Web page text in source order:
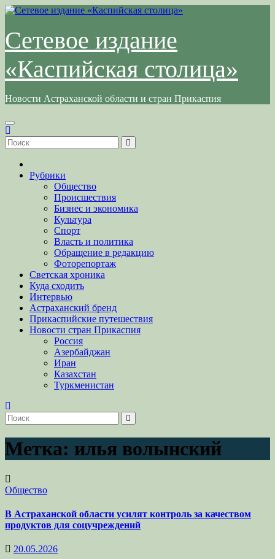
Перейти
содержимому
Сетевое издание
«Каспийская столица»
Новости Астраханской области и стран Прикаспия
Рубрики
Общество
Происшествия
Бизнес и экономика
Культура
Спорт
Власть и политика
Обращение в редакцию
Фоторепортаж
Светская хроника
Куда сходить
Интервью
Астраханский бренд
Прикаспийские путешествия
Новости стран Прикаспия
Россия
Азербайджан
Иран
Казахстан
Туркменистан
Метка: илья волынский
Общество
В Астраханской области усилят контроль за качеством
продуктов для соцучреждений
20.05.2026